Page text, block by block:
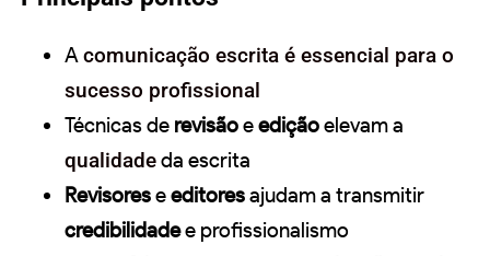
Acomunicação escrita é essencial para o
sucesso profissional
Técnicas de revisãoeediçãoelevam a
qualidadeda escrita
Revisoreseeditoresajudam a transmitir
credibilidadee profissionalismo